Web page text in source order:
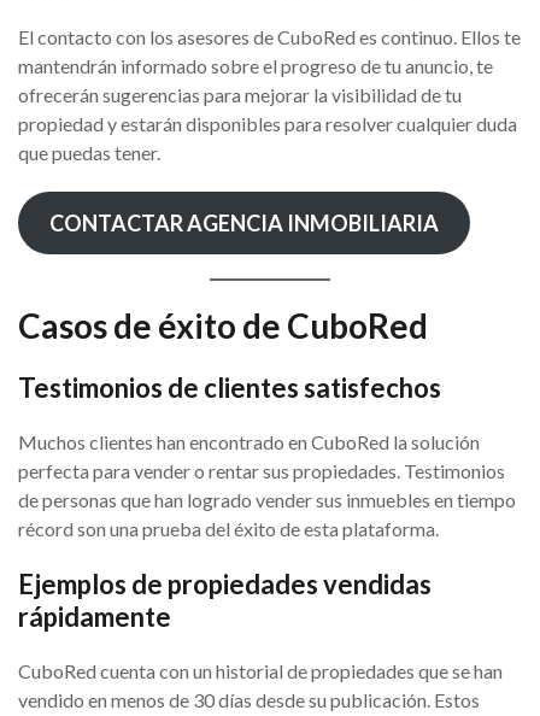
El contacto con los asesores de CuboRed es continuo. Ellos te
mantendrán informado sobre el progreso de tu anuncio, te
ofrecerán sugerencias para mejorar la visibilidad de tu
propiedad y estarán disponibles para resolver cualquier duda
que puedas tener.
CONTACTAR AGENCIA INMOBILIARIA
Casos de éxito de CuboRed
Testimonios de clientes satisfechos
Muchos clientes han encontrado en CuboRed la solución
perfecta para vender o rentar sus propiedades. Testimonios
de personas que han logrado vender sus inmuebles en tiempo
récord son una prueba del éxito de esta plataforma.
Ejemplos de propiedades vendidas
rápidamente
CuboRed cuenta con un historial de propiedades que se han
vendido en menos de 30 días desde su publicación. Estos